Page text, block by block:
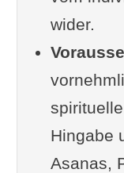
wider.
Hingabe
Asanas,